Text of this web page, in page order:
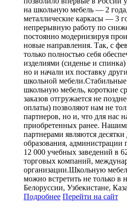
на школьную мебель — 2
металлические каркасы — 3
непрерывную работу по
постоянно модернизируя
новые направления. Так, с
только полностью себя
изделиями (сиденье и спинка)
но и начали их поставку
школьной
школьную мебель, короткие
заказов отгружается не
оплаты) позволяют нам не
партнеров, но и, что для нас
приобретенных ранее.
партнерами являются десятки
образования, администрации
12 000 учебных заведений в
торговых компаний,
организации.Школьную
можно встретить не только в
Белоруссии, Узбекистане,
Подробнее Перейти на сайт